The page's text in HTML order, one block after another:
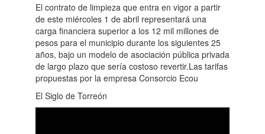
El contrato de limpieza que entra en vigor a partir
de este miércoles 1 de abril representará una
carga financiera superior a los 12 mil millones de
pesos para el municipio durante los siguientes 25
años, bajo un modelo de asociación pública privada
de largo plazo que sería costoso revertir.Las tarifas
propuestas por la empresa Consorcio Ecou
El Siglo de Torreón